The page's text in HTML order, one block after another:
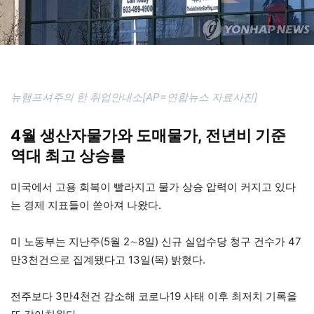
뉴햄프셔주의 한 취업안내소[AP=연합뉴스 자료사진]
4월 생산자물가와 도매물가, 전년비 기준
역대 최고 상승률
미국에서 고용 회복이 빨라지고 물가 상승 압력이 커지고 있다
는 경제 지표들이 쏟아져 나왔다.
미 노동부는 지난주(5월 2∼8일) 신규 실업수당 청구 건수가 47
만3천건으로 집계됐다고 13일(목) 밝혔다.
전주보다 3만4천건 감소해 코로나19 사태 이후 최저치 기록을